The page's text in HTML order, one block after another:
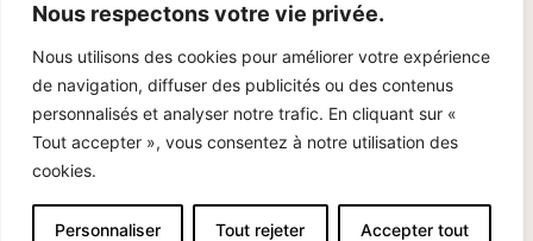
Nous respectons votre vie privée.
Nous utilisons des cookies pour améliorer votre expérience
de navigation, diffuser des publicités ou des contenus
personnalisés et analyser notre trafic. En cliquant sur «
Tout accepter », vous consentez à notre utilisation des
cookies.
Personnaliser Tout rejeter Accepter tout